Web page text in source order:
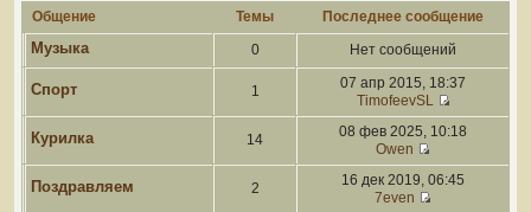
Общение Темы Последнее сообщение
Музыка 0 Нет сообщений
Спорт 1
07 апр 2015, 18:37
TimofeevSL
Курилка 14
08 фев 2025, 10:18
Owen
Поздравляем 2
16 дек 2019, 06:45
7even